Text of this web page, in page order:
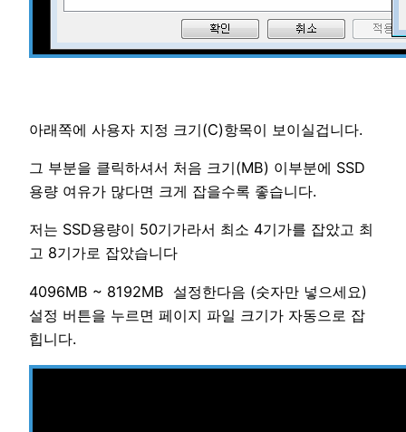
아래쪽에 사용자 지정 크기(C)항목이 보이실겁니다.
그 부분을 클릭하셔서 처음 크기(MB) 이부분에 SSD
용량 여유가 많다면 크게 잡을수록 좋습니다.
저는 SSD용량이 50기가라서 최소 4기가를 잡았고 최
고 8기가로 잡았습니다
4096MB ~ 8192MB 설정한다음 (숫자만 넣으세요)
설정 버튼을 누르면 페이지 파일 크기가 자동으로 잡
힙니다.